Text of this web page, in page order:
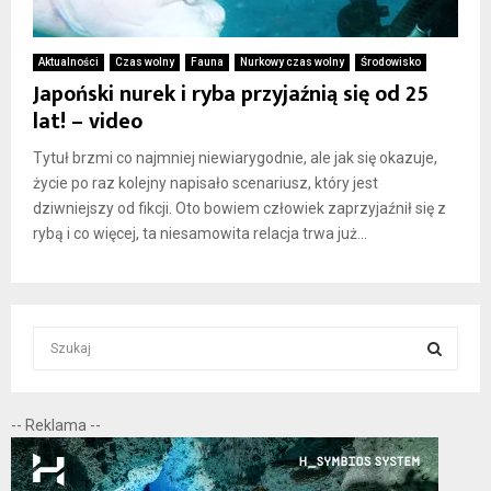
Aktualności Czas wolny Fauna Nurkowy czas wolny Środowisko
Japoński nurek i ryba przyjaźnią się od 25
lat! – video
Tytuł brzmi co najmniej niewiarygodnie, ale jak się okazuje,
życie po raz kolejny napisało scenariusz, który jest
dziwniejszy od fikcji. Oto bowiem człowiek zaprzyjaźnił się z
rybą i co więcej, ta niesamowita relacja trwa już...
c
h
f
E
A
-- Reklama --